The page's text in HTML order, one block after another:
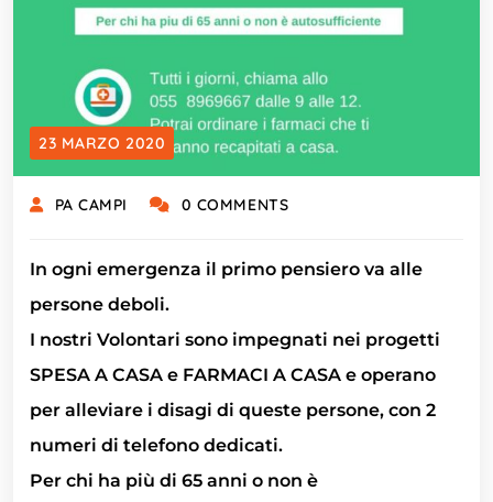
23 MARZO 2020
PA CAMPI 0 COMMENTS
In ogni emergenza il primo pensiero va alle
persone deboli.
I nostri Volontari sono impegnati nei progetti
SPESA A CASA e FARMACI A CASA e operano
per alleviare i disagi di queste persone, con 2
numeri di telefono dedicati.
Per chi ha più di 65 anni o non è